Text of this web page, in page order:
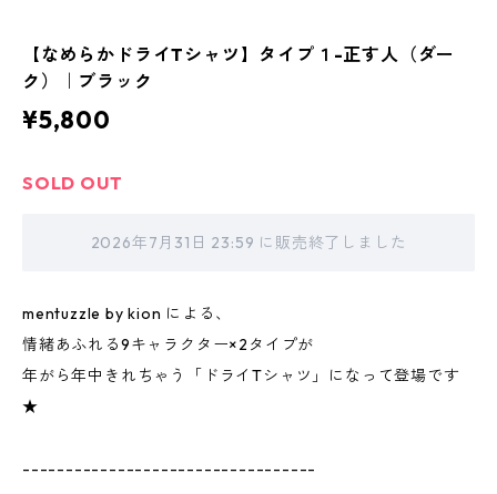
【なめらかドライTシャツ】タイプ１-正す人（ダー
ク）｜ブラック
¥5,800
SOLD OUT
2026年7月31日 23:59 に販売終了しました
mentuzzle by kion による、
情緒あふれる9キャラクター×2タイプが
年がら年中きれちゃう「ドライTシャツ」になって登場です
★
----------------------------------